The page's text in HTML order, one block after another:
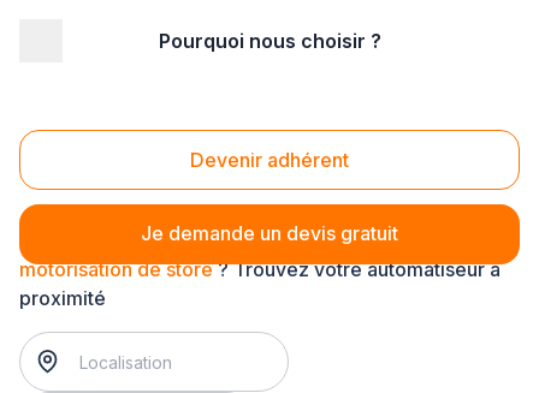
Pourquoi nous choisir ?
Devenir adhérent
Je demande un devis gratuit
Motorisation de store
motorisation de store? Trouvez votre automatiseur à
proximité